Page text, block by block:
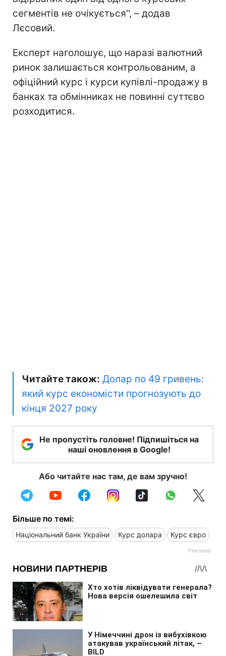
сегментів не очікується'', – додав
Лєсовий.
Експерт наголошує, що наразі валютний
ринок залишається контрольованим, а
офіційний курс і курси купівлі-продажу в
банках та обмінниках не повинні суттєво
розходитися.
Читайте також: Долар по 49 гривень:
який курс економісти прогнозують до
кінця 2027 року
Не пропустіть головне! Підпишіться на
наші оновлення в Google!
Або читайте нас там, де вам зручно!
Більше по темі:
Національний банк України Курс долара Курс євро